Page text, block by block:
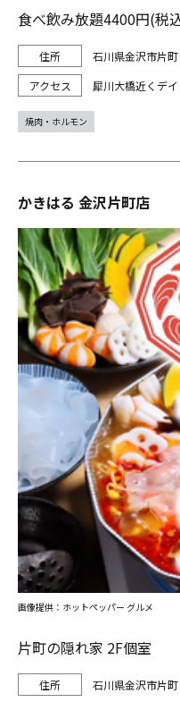
食べ飲み放題4400円(税
石川県金沢市片
犀川大橋近くデ
焼肉・ホルモン
かきはる 金沢片町店
片町の隠れ家 2F個室
石川県金沢市片
画像提供：ホットペッパー グルメ